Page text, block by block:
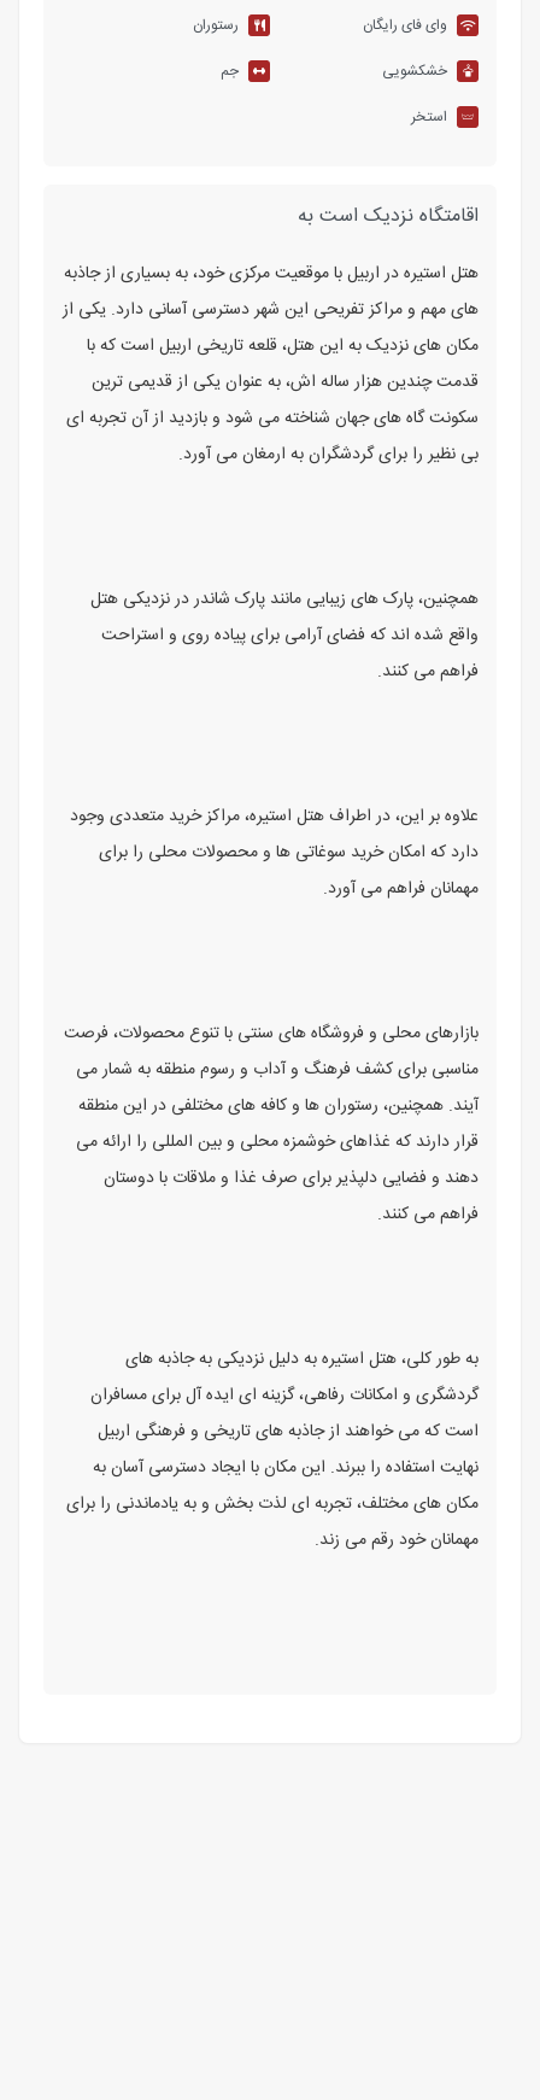
وای فای رایگان
رستوران
خشکشویی
جم
استخر
اقامتگاه نزدیک است به
هتل استیره در اربیل با موقعیت مرکزی خود، به بسیاری از جاذبه
های مهم و مراکز تفریحی این شهر دسترسی آسانی دارد. یکی از
مکان های نزدیک به این هتل، قلعه تاریخی اربیل است که با
قدمت چندین هزار ساله اش، به عنوان یکی از قدیمی ترین
سکونت گاه های جهان شناخته می شود و بازدید از آن تجربه ای
بی نظیر را برای گردشگران به ارمغان می آورد.
همچنین، پارک های زیبایی مانند پارک شاندر در نزدیکی هتل
واقع شده اند که فضای آرامی برای پیاده روی و استراحت
فراهم می کنند.
علاوه بر این، در اطراف هتل استیره، مراکز خرید متعددی وجود
دارد که امکان خرید سوغاتی ها و محصولات محلی را برای
مهمانان فراهم می آورد.
بازارهای محلی و فروشگاه های سنتی با تنوع محصولات، فرصت
مناسبی برای کشف فرهنگ و آداب و رسوم منطقه به شمار می
آیند. همچنین، رستوران ها و کافه های مختلفی در این منطقه
قرار دارند که غذاهای خوشمزه محلی و بین المللی را ارائه می
دهند و فضایی دلپذیر برای صرف غذا و ملاقات با دوستان
فراهم می کنند.
به طور کلی، هتل استیره به دلیل نزدیکی به جاذبه های
گردشگری و امکانات رفاهی، گزینه ای ایده آل برای مسافران
است که می خواهند از جاذبه های تاریخی و فرهنگی اربیل
نهایت استفاده را ببرند. این مکان با ایجاد دسترسی آسان به
مکان های مختلف، تجربه ای لذت بخش و به یادماندنی را برای
مهمانان خود رقم می زند.